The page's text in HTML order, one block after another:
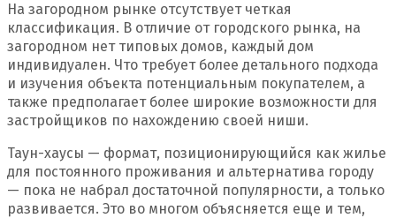
На загородном рынке отсутствует четкая
классификация. В отличие от городского рынка, на
загородном нет типовых домов, каждый дом
индивидуален. Что требует более детального подхода
и изучения объекта потенциальным покупателем, а
также предполагает более широкие возможности для
застройщиков по нахождению своей ниши.
Таун-хаусы — формат, позиционирующийся как жилье
для постоянного проживания и альтернатива городу
— пока не набрал достаточной популярности, а только
развивается. Это во многом объясняется еще и тем,